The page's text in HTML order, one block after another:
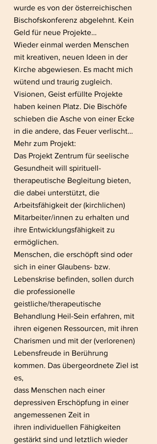
wurde es von der österreichischen
Bischofskonferenz abgelehnt. Kein
Geld für neue Projekte…
Wieder einmal werden Menschen
mit kreativen, neuen Ideen in der
Kirche abgewiesen. Es macht mich
wütend und traurig zugleich.
Visionen, Geist erfüllte Projekte
haben keinen Platz. Die Bischöfe
schieben die Asche von einer Ecke
in die andere, das Feuer verlischt…
Mehr zum Projekt:
Das Projekt Zentrum für seelische
Gesundheit will spirituell-
therapeutische Begleitung bieten,
die dabei unterstützt, die
Arbeitsfähigkeit der (kirchlichen)
Mitarbeiter/innen zu erhalten und
ihre Entwicklungsfähigkeit zu
ermöglichen.
Menschen, die erschöpft sind oder
sich in einer Glaubens- bzw.
Lebenskrise befinden, sollen durch
die professionelle
geistliche/therapeutische
Behandlung Heil-Sein erfahren, mit
ihren eigenen Ressourcen, mit ihren
Charismen und mit der (verlorenen)
Lebensfreude in Berührung
kommen. Das übergeordnete Ziel ist
es,
dass Menschen nach einer
depressiven Erschöpfung in einer
angemessenen Zeit in
ihren individuellen Fähigkeiten
gestärkt sind und letztlich wieder